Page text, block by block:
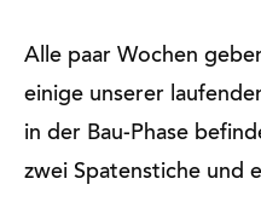
Alle paar Wochen
einige unserer
in der Bau-Phase
zwei Spatenstiche und